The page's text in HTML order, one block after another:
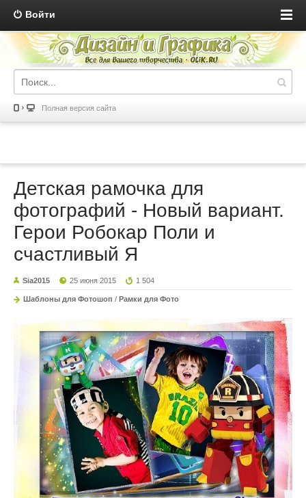
Войти
Полная версия сайта
Детская рамочка для
фотографий - Новый вариант.
Герои Робокар Поли и
счастливый Я
Sia2015 25 июня 2015 1 504
Шаблоны для Фотошоп / Рамки для Фото